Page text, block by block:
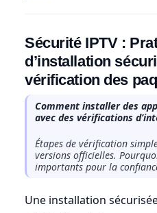
Sécurité IPTV :
d’installation
vérification des
Comment installer des
avec des vérifications
Étapes de vérification
versions officielles.
importants pour la
Une installation